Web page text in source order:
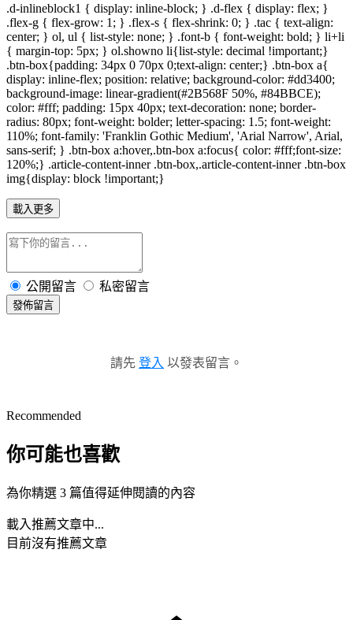
.d-inlineblock1 { display: inline-block; } .d-flex { display: flex; }
.flex-g { flex-grow: 1; } .flex-s { flex-shrink: 0; } .tac { text-align:
center; } ol, ul { list-style: none; } .font-b { font-weight: bold; } li+li
{ margin-top: 5px; } ol.showno li{list-style: decimal !important;}
.btn-box{padding: 34px 0 70px 0;text-align: center;} .btn-box a{
display: inline-flex; position: relative; background-color: #dd3400;
background-image: linear-gradient(#2B568F 50%, #84BBCE);
color: #fff; padding: 15px 40px; text-decoration: none; border-
radius: 80px; font-weight: bolder; letter-spacing: 1.5; font-weight:
110%; font-family: 'Franklin Gothic Medium', 'Arial Narrow', Arial,
sans-serif; } .btn-box a:hover,.btn-box a:focus{ color: #fff;font-size:
120%;} .article-content-inner .btn-box,.article-content-inner .btn-box
img{display: block !important;}
載入更多
公開留言 私密留言
發佈留言
請先 登入 以發表留言。
Recommended
你可能也喜歡
為你精選 3 篇值得延伸閱讀的內容
載入推薦文章中...
目前沒有推薦文章